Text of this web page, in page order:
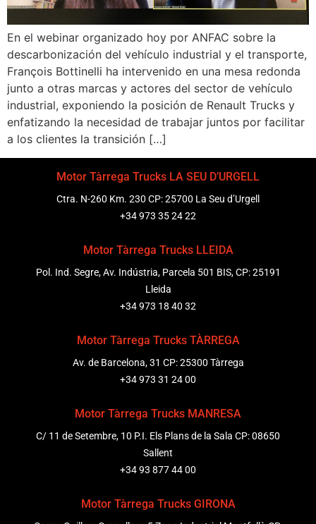
En el webinar organizado hoy por ANFAC sobre la
descarbonización del vehículo industrial y el transporte,
François Bottinelli ha intervenido en una mesa redonda
junto a otras marcas y actores del sector de vehículo
industrial, exponiendo la posición de Renault Trucks y
enfatizando la necesidad de trabajar juntos por facilitar
a los clientes la transición […]
Motor Tàrrega Trucks LA SEU D’URGELL
Ctra. N-260 Km. 230 CP: 25700 La Seu d’Urgell
+34 973 35 24 22
Motor Tàrrega Trucks LLEIDA
Pol. Ind. Segre, Av. Indústria, Parcela 501 BIS, CP: 25191
Lleida
+34 973 18 40 32
Motor Tàrrega Trucks TÀRREGA
Av. de Barcelona, 31 CP: 25300 Tàrrega
+34 973 31 24 00
Motor Tàrrega Trucks MANRESA
C/ 11 de Setembre, 10 P.I. Els Plans de la Sala CP: 08650
Sallent
+34 93 877 44 00
Motor Tàrrega Trucks GIRONA